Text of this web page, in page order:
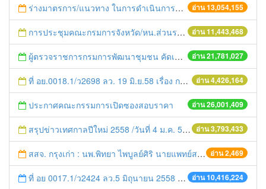
อ่าน 13,054,155
ร่างมาตรการ/แนวทาง ในการดำเนินการประกอบการตรวจราชการแบบบูรณาการ
อ่าน 11,443,468
การประชุมคณะกรมการจังหวัด/หน.ส่วนราชการประจำเดือน มิถุนายน 2558
อ่าน 21,781,027
ผู้ตรวจราชการกรมการพัฒนาชุมชน คัดเลือกข้าราชการและลูกจ้างดีเด่น และหน่วยงานพัฒนาชุมชนใสสะอาด ประจำปี ๒๕๕๔
อ่าน 4,426,164
ที่ อย.0018.1/ว2698 ลว. 19 มิ.ย.58 เรื่อง การแก้ไขปัญหาหนี้สินให้แก่เกษตรกร
อ่าน 26,001,409
ประกาศคณะกรรมการเปิดซองสอบราคา
อ่าน 3,793,433
สรุปข่าวเทศกาลปีใหม่ 2558 /วันที่ 4 ม.ค. 58
อ่าน 2,469
สสจ. กรุงเก่า : นพ.พิทยา ไพบูลย์ศิริ นายแพทย์สาธารณสุขจังหวัดพระนครศรีอยุธยา ประธานการประชุม "ถ่ายทอดนโบาย แผนยุทธศาสตร์ และตัวชี้วัด ประจำปีงบประมาณ 2558 สู่การปฏิบัติ" โดยมี ผอ.รพ./สสอ. และผู้รับผิดชอบ เข้าร่วมการประชุม ณ ห้องประชุมทัศนีย์ สำนักงานสาธารณสุขจังหวัดพระนครศรีอยุธยา
อ่าน 10,416,224
ที่ อย 0017.1/ว2424 ลว.5 มิถุนายน 2558 เรื่อง แจ้งกำหนดตรวจประเมินและให้คะแนนหน่วยงานที่สมัครเข้าร่วมโครงการพัฒนาหน่วยงานต้นแบบในการจัดตั้งศูนย์ข้อมูลข่าวสารของราชการฯ ประจำปีงบประมาณ พ.ศ. 2558